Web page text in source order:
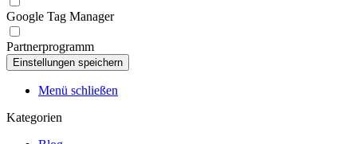
Google Tag Manager
Partnerprogramm
Menü schließen
Kategorien